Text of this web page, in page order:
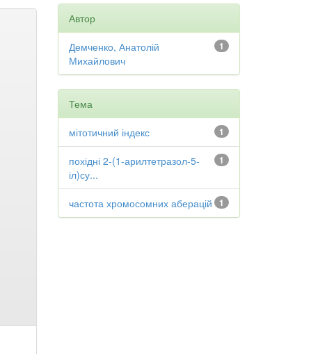
Автор
1
Демченко, Анатолій
Михайлович
Тема
1
мітотичний індекс
1
похідні 2-(1-арилтетразол-5-
іл)су...
1
частота хромосомних аберацій